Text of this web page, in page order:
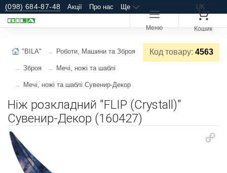
(098) 684-87-48 Акції Про нас Ще UK
Меню Кошик
Код товару: 4563
"BILA" Роботи, Машини та Зброя
Зброя Мечі, ножі та шаблі
Мечі, ножі та шаблі Сувенир-Декор
Ніж розкладний "FLIP (Crystall)"
Сувенир-Декор (160427)